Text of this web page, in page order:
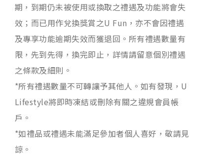
期，到期仍未被使用或換取之禮遇及功能將會失
效；而已用作兌換獎賞之U Fun，亦不會因禮遇
及專享功能逾期失效而獲退回。所有禮遇數量有
限，先到先得，換完即止，詳情請留意個別禮遇
之條款及細則。
*所有禮遇數量不可轉讓予其他人。如有發現，U
Lifestyle將即時凍結或刪除有關之違規會員帳
戶。
*如禮品或禮遇未能滿足參加者個人喜好，敬請見
諒。